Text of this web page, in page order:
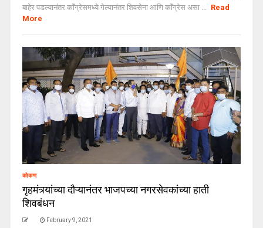
बाहेर पडल्यानंतर काॅंग्रेसमध्ये गेल्यानंतर शिवसेना आणि काॅंग्रेस असा ... Read
More
कोकण
गृहमंत्र्यांच्या दौऱ्यानंतर भाजपच्या नगरसेवकांच्या हाती
शिवबंधन
February 9, 2021